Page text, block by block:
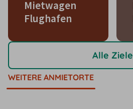
Mietwagen
Flughafen
Alle Ziele
WEITERE ANMIETORTE